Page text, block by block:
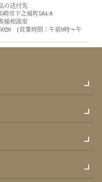
の送付先
市下之城町584-8
相談室
(営業時間：午前9時～午